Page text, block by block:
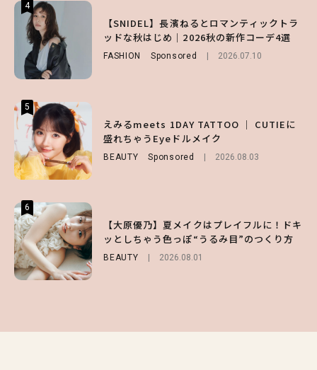
4
【SNIDEL】長濱ねるとロマンティックトラ
ッドな秋はじめ｜2026秋の新作コーデ4選
FASHION Sponsored 2026.07.10
5
えみるmeets 1DAY TATTOO ｜ CUTIEに
盛れちゃうEyeドルメイク
BEAUTY Sponsored 2026.08.03
6
【大原優乃】夏メイクはプレイフルに！ドキ
ッとしちゃう色っぽ“うるみ目”のつくり方
BEAUTY 2026.08.01
4
【ALD1】グループの魅力＆素顔に迫る♡ 一
問一答をお届け！【sweet web独占】
ENTERTAINMENT 2026.08.03
5
【SNIDEL】長濱ねるとロマンティックトラ
ッドな秋はじめ｜2026秋の新作コーデ4選
FASHION Sponsored 2026.07.10
6
る⁉ 39店舗限定『My フルーツ³ フラペチー
ノ®』を徹底レポ♡
4
【ハローキティ】がスシローと初コラボ♡
第1弾の気になるメニュー＆限定グッズを総
チェック！
2026.07.31
5
月直伝♡ ドライシャンプー「バティスト」
を使ったプロ級スタイリング3選
Sponsored
6
ー＆可愛すぎる「大人の肌見せ」トップス3
選